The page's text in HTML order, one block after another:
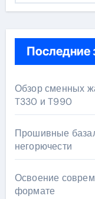
Последние
Обзор сменных
T330 и T990
Прошивные
негорючести
Освоение
формате